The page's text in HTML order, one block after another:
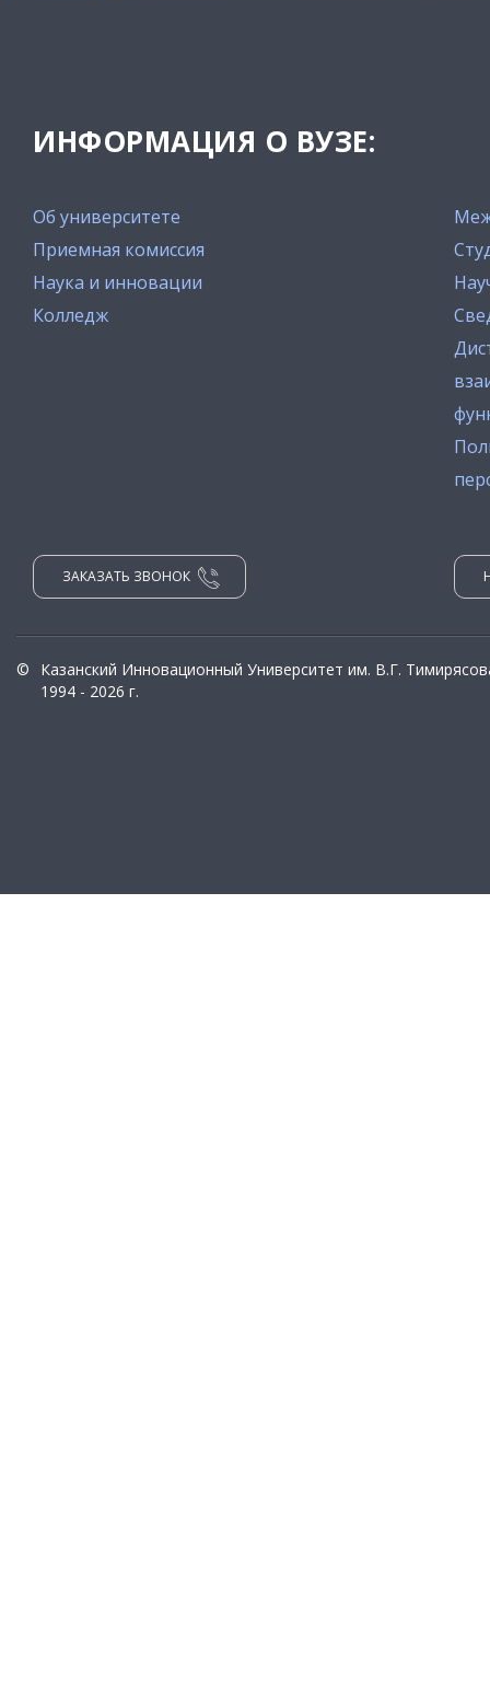
ИНФОРМАЦИЯ О ВУЗЕ:
Об университете
Приемная комиссия
Наука и инновации
Колледж
ЗАКАЗАТЬ ЗВОНОК
©
Казанский Инновационный Университет им. В.Г.
1994 - 2026 г.